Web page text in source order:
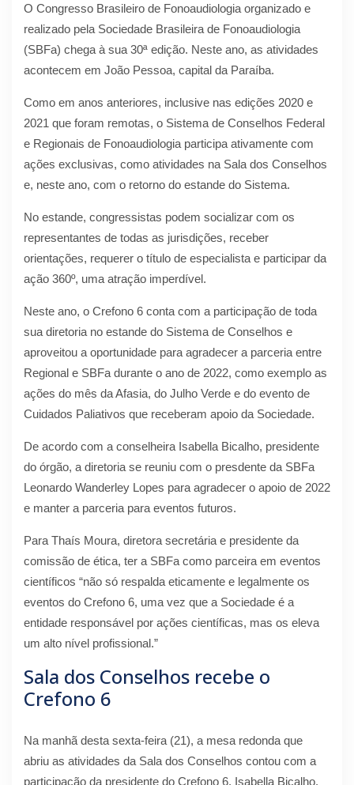
O Congresso Brasileiro de Fonoaudiologia organizado e
realizado pela Sociedade Brasileira de Fonoaudiologia
(SBFa) chega à sua 30ª edição. Neste ano, as atividades
acontecem em João Pessoa, capital da Paraíba.
Como em anos anteriores, inclusive nas edições 2020 e
2021 que foram remotas, o Sistema de Conselhos Federal
e Regionais de Fonoaudiologia participa ativamente com
ações exclusivas, como atividades na Sala dos Conselhos
e, neste ano, com o retorno do estande do Sistema.
No estande, congressistas podem socializar com os
representantes de todas as jurisdições, receber
orientações, requerer o título de especialista e participar da
ação 360º, uma atração imperdível.
Neste ano, o Crefono 6 conta com a participação de toda
sua diretoria no estande do Sistema de Conselhos e
aproveitou a oportunidade para agradecer a parceria entre
Regional e SBFa durante o ano de 2022, como exemplo as
ações do mês da Afasia, do Julho Verde e do evento de
Cuidados Paliativos que receberam apoio da Sociedade.
De acordo com a conselheira Isabella Bicalho, presidente
do órgão, a diretoria se reuniu com o presdente da SBFa
Leonardo Wanderley Lopes para agradecer o apoio de 2022
e manter a parceria para eventos futuros.
Para Thaís Moura, diretora secretária e presidente da
comissão de ética, ter a SBFa como parceira em eventos
científicos “não só respalda eticamente e legalmente os
eventos do Crefono 6, uma vez que a Sociedade é a
entidade responsável por ações científicas, mas os eleva
um alto nível profissional.”
Sala dos Conselhos recebe o
Crefono 6
Na manhã desta sexta-feira (21), a mesa redonda que
abriu as atividades da Sala dos Conselhos contou com a
participação da presidente do Crefono 6, Isabella Bicalho.